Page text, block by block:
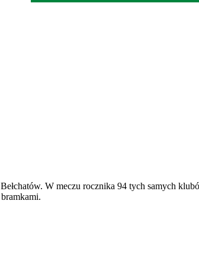
W meczu rocznika 94 tych samych